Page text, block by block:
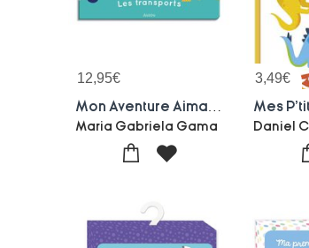
12,95€
Maria Gabriela Gama
3,49€